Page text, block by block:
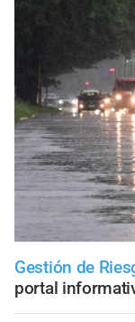
Gestión de
portal